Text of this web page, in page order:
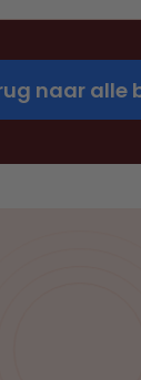
naar alle